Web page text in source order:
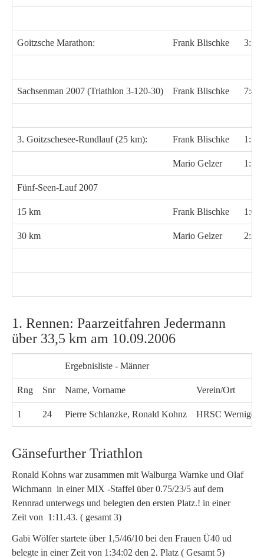
Goitzsche Marathon: Frank Blischke
Sachsenman 2007 (Triathlon 3-120-30) Frank Blischke
3. Goitzschesee-Rundlauf (25 km): Frank Blischke
Mario Gelzer
Fünf-Seen-Lauf 2007
15 km Frank Blischke
30 km Mario Gelzer
1. Rennen: Paarzeitfahren Jedermann
über 33,5 km am 10.09.2006
Ergebnisliste - Männer
Rng Snr Name, Vorname Verein/Ort
1 24 Pierre Schlanzke, Ronald Kohnz HRSC
Gänsefurther Triathlon
Ronald Kohns war zusammen mit Walburga Warnke und Olaf
Wichmann in einer MIX -Staffel über 0.75/23/5 auf dem
Rennrad unterwegs und belegten den ersten Platz.! in einer
Zeit von 1:11.43. ( gesamt 3)
Gabi Wölfer startete über 1,5/46/10 bei den Frauen Ü40 ud
belegte in einer Zeit von 1:34:02 den 2. Platz ( Gesamt 5)